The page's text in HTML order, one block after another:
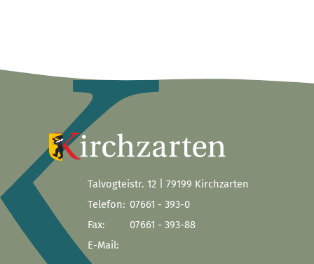
Talvogteistr. 12 | 79199 Kirchzarten
Telefon: 07661 - 393-0
Fax:
07661 - 393-88
E-Mail: